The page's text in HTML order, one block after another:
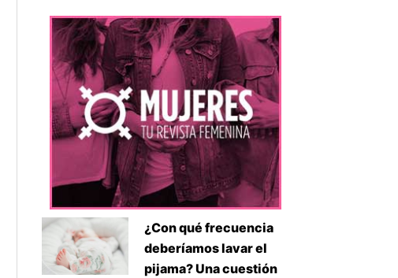
¿Con qué frecuencia
deberíamos lavar el
pijama? Una cuestión